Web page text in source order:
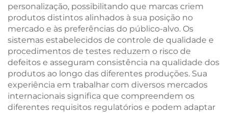
personalização, possibilitando que marcas criem
produtos distintos alinhados à sua posição no
mercado e às preferências do público-alvo. Os
sistemas estabelecidos de controle de qualidade e
procedimentos de testes reduzem o risco de
defeitos e asseguram consistência na qualidade dos
produtos ao longo das diferentes produções. Sua
experiência em trabalhar com diversos mercados
internacionais significa que compreendem os
diferentes requisitos regulatórios e podem adaptar